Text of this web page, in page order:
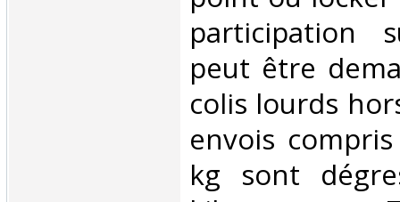
participation
peut être
colis lourds
envois
kg sont